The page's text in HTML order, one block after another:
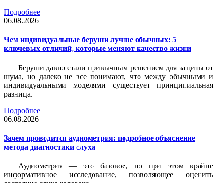
Подробнее
06.08.2026
Чем индивидуальные беруши лучше обычных: 5
ключевых отличий, которые меняют качество жизни
Беруши давно стали привычным решением для защиты от
шума, но далеко не все понимают, что между обычными и
индивидуальными моделями существует принципиальная
разница.
Подробнее
06.08.2026
Зачем проводится аудиометрия: подробное объяснение
метода диагностики слуха
Аудиометрия — это базовое, но при этом крайне
информативное исследование, позволяющее оценить